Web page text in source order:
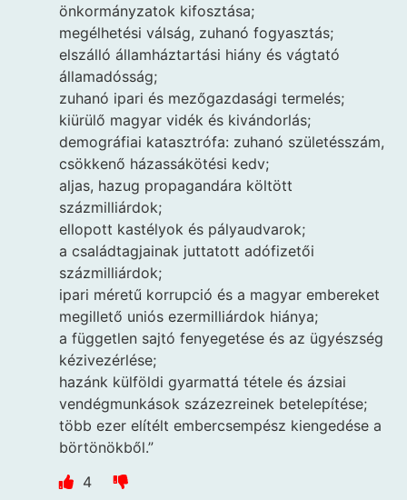
önkormányzatok kifosztása;
megélhetési válság, zuhanó fogyasztás;
elszálló államháztartási hiány és vágtató
államadósság;
zuhanó ipari és mezőgazdasági termelés;
kiürülő magyar vidék és kivándorlás;
demográfiai katasztrófa: zuhanó születésszám,
csökkenő házassákötési kedv;
aljas, hazug propagandára költött
százmilliárdok;
ellopott kastélyok és pályaudvarok;
a családtagjainak juttatott adófizetői
százmilliárdok;
ipari méretű korrupció és a magyar embereket
megillető uniós ezermilliárdok hiánya;
a független sajtó fenyegetése és az ügyészség
kézivezérlése;
hazánk külföldi gyarmattá tétele és ázsiai
vendégmunkások százezreinek betelepítése;
több ezer elítélt embercsempész kiengedése a
börtönökből.”
4